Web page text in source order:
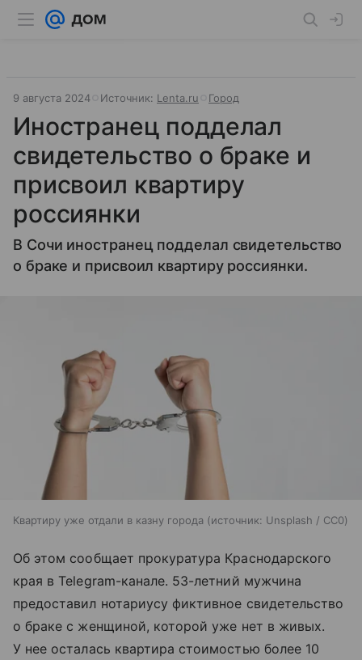
9 августа 2024 Источник: Lenta.ru Город
Иностранец подделал
свидетельство о браке и
присвоил квартиру
россиянки
В Сочи иностранец подделал свидетельство
о браке и присвоил квартиру россиянки.
Квартиру уже отдали в казну города источник: Unsplash / CC0
Об этом сообщает прокуратура Краснодарского
края в Telegram-канале. 53-летний мужчина
предоставил нотариусу фиктивное свидетельство
о браке с женщиной, которой уже нет в живых.
У нее осталась квартира стоимостью более 10